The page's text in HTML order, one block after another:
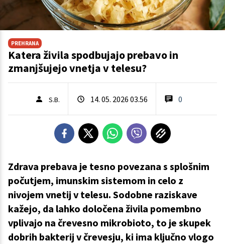
PREHRANA
Katera živila spodbujajo prebavo in
zmanjšujejo vnetja v telesu?
S.B. 14. 05. 2026 03.56 0
Zdrava prebava je tesno povezana s splošnim
počutjem, imunskim sistemom in celo z
nivojem vnetij v telesu. Sodobne raziskave
kažejo, da lahko določena živila pomembno
vplivajo na črevesno mikrobioto, to je skupek
dobrih bakterij v črevesju, ki ima ključno vlogo